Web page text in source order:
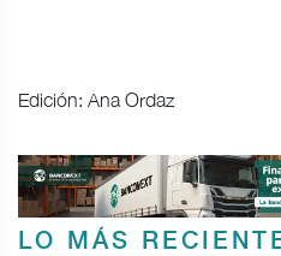
Edición: Ana Ordaz
LO MÁS